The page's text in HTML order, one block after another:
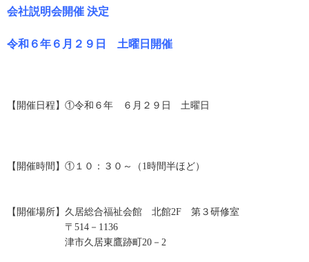
会社説明会開催 決定
令和６年６月２９日 土曜日開催
【開催日程】①令和６年 ６月２９日 土曜日
【開催時間】①１０：３０～（1時間半ほど）
【開催場所】久居総合福祉会館 北館2F 第３研修室
〒514－1136
津市久居東鷹跡町20－2